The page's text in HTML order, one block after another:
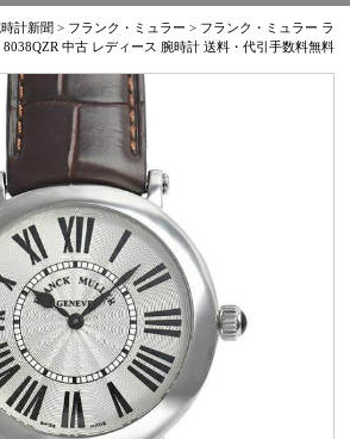
計新聞 > フランク・ミュラー > フランク・ミュラー ラ
8038QZR 中古 レディース 腕時計 送料・代引手数料無料